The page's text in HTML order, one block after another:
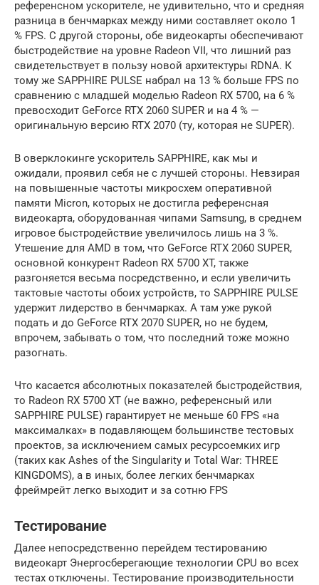
референсном ускорителе, не удивительно, что и средняя
разница в бенчмарках между ними составляет около 1
% FPS. С другой стороны, обе видеокарты обеспечивают
быстродействие на уровне Radeon VII, что лишний раз
свидетельствует в пользу новой архитектуры RDNA. К
тому же SAPPHIRE PULSE набрал на 13 % больше FPS по
сравнению с младшей моделью Radeon RX 5700, на 6 %
превосходит GeForce RTX 2060 SUPER и на 4 % —
оригинальную версию RTX 2070 (ту, которая не SUPER).
В оверклокинге ускоритель SAPPHIRE, как мы и
ожидали, проявил себя не с лучшей стороны. Невзирая
на повышенные частоты микросхем оперативной
памяти Micron, которых не достигла референсная
видеокарта, оборудованная чипами Samsung, в среднем
игровое быстродействие увеличилось лишь на 3 %.
Утешение для AMD в том, что GeForce RTX 2060 SUPER,
основной конкурент Radeon RX 5700 XT, также
разгоняется весьма посредственно, и если увеличить
тактовые частоты обоих устройств, то SAPPHIRE PULSE
удержит лидерство в бенчмарках. А там уже рукой
подать и до GeForce RTX 2070 SUPER, но не будем,
впрочем, забывать о том, что последний тоже можно
разогнать.
Что касается абсолютных показателей быстродействия,
то Radeon RX 5700 XT (не важно, референсный или
SAPPHIRE PULSE) гарантирует не меньше 60 FPS «на
максималках» в подавляющем большинстве тестовых
проектов, за исключением самых ресурсоемких игр
(таких как Ashes of the Singularity и Total War: THREE
KINGDOMS), а в иных, более легких бенчмарках
фреймрейт легко выходит и за сотню FPS
Тестирование
Далее непосредственно перейдем тестированию
видеокарт Энергосберегающие технологии CPU во всех
тестах отключены. Тестирование производительности